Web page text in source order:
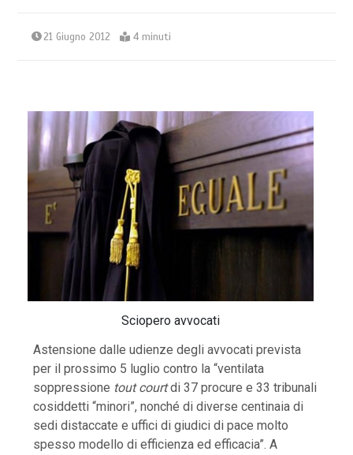
21 Giugno 2012 4 minuti
Sciopero avvocati
Astensione dalle udienze degli avvocati prevista
per il prossimo 5 luglio contro la “ventilata
soppressione tout courtdi 37 procure e 33 tribunali
cosiddetti “minori”, nonché di diverse centinaia di
sedi distaccate e uffici di giudici di pace molto
spesso modello di efficienza ed efficacia”. A